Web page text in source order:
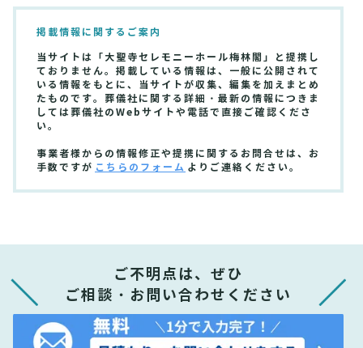
掲載情報に関するご案内
当サイトは「大聖寺セレモニーホール梅林閣」と提携し
ておりません。掲載している情報は、一般に公開されて
いる情報をもとに、当サイトが収集、編集を加えまとめ
たものです。葬儀社に関する詳細・最新の情報につきま
しては葬儀社のWebサイトや電話で直接ご確認くださ
い。
事業者様からの情報修正や提携に関するお問合せは、お
手数ですが こちらのフォーム よりご連絡ください。
ご不明点は、ぜひ
ご相談・お問い合わせください